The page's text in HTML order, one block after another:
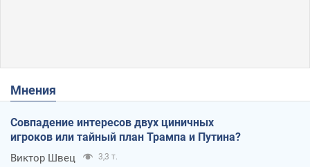
Мнения
Совпадение интересов двух циничных
игроков или тайный план Трампа и Путина?
Виктор Швец 3,3 т.